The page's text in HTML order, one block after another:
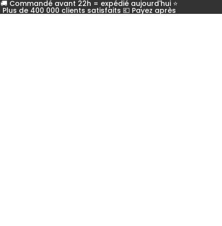
🚚 Commandé avant 22h = expédié aujourd'hui ⭐
Plus de 400 000 clients satisfaits 💶 Payez après